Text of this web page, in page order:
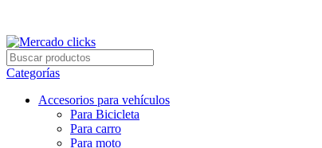
Categorías
Accesorios para vehículos
Para Bicicleta
Para carro
Para moto